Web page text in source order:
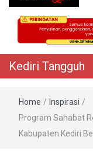
Berita Akurat
Kediri Tangguh
Home / Inspirasi /
Program Sahabat
Kabupaten Kediri